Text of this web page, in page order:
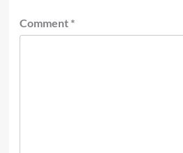
Comment *